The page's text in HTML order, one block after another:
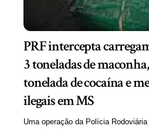
PRF intercepta
3 toneladas de
tonelada de cocaína e
ilegais em MS
Uma operação da Polícia